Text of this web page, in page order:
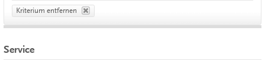
Kriterium entfernen
Service